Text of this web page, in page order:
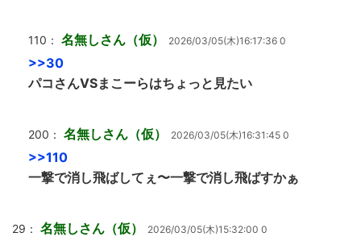
110： 名無しさん（仮） 2026/03/05(木)16:17:36 0
>>30
パコさんVSまこーらはちょっと見たい
200： 名無しさん（仮） 2026/03/05(木)16:31:45 0
>>110
一撃で消し飛ばしてぇ〜一撃で消し飛ばすかぁ
29： 名無しさん（仮） 2026/03/05(木)15:32:00 0